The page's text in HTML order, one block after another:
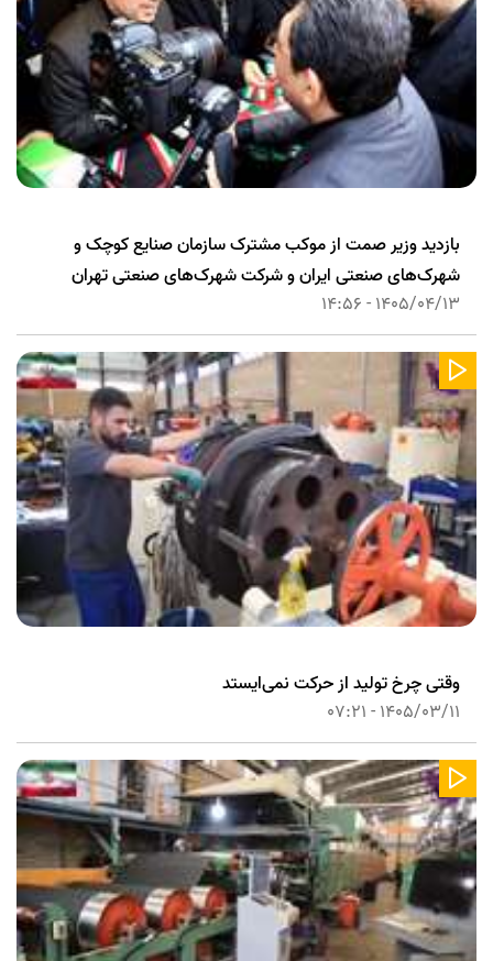
بازدید وزیر صمت از موکب مشترک سازمان صنایع کوچک و
شهرک‌های صنعتی ایران و شرکت شهرک‌های صنعتی تهران
1405/04/13 - 14:56
وقتی چرخ تولید از حرکت نمی‌ایستد
1405/03/11 - 07:21